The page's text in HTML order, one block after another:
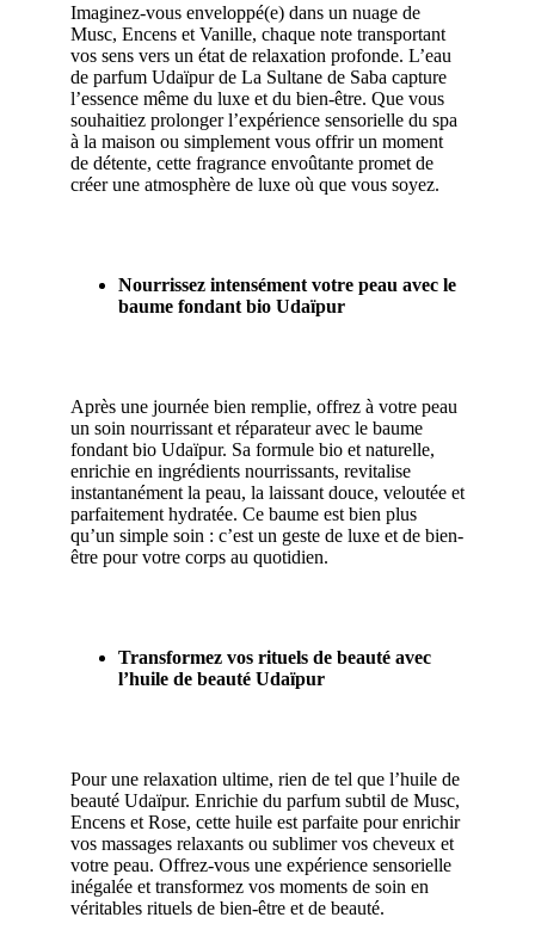
Imaginez-vous enveloppé(e) dans un nuage de
Musc, Encens et Vanille, chaque note transportant
vos sens vers un état de relaxation profonde. L’eau
de parfum Udaïpur de La Sultane de Saba capture
l’essence même du luxe et du bien-être. Que vous
souhaitiez prolonger l’expérience sensorielle du spa
à la maison ou simplement vous offrir un moment
de détente, cette fragrance envoûtante promet de
créer une atmosphère de luxe où que vous soyez.
Nourrissez intensément votre peau avec le
baume fondant bio Udaïpur
Après une journée bien remplie, offrez à votre peau
un soin nourrissant et réparateur avec le baume
fondant bio Udaïpur. Sa formule bio et naturelle,
enrichie en ingrédients nourrissants, revitalise
instantanément la peau, la laissant douce, veloutée et
parfaitement hydratée. Ce baume est bien plus
qu’un simple soin : c’est un geste de luxe et de bien-
être pour votre corps au quotidien.
Transformez vos rituels de beauté avec
l’huile de beauté Udaïpur
Pour une relaxation ultime, rien de tel que l’huile de
beauté Udaïpur. Enrichie du parfum subtil de Musc,
Encens et Rose, cette huile est parfaite pour enrichir
vos massages relaxants ou sublimer vos cheveux et
votre peau. Offrez-vous une expérience sensorielle
inégalée et transformez vos moments de soin en
véritables rituels de bien-être et de beauté.